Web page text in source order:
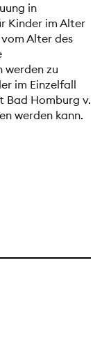
in
Kinder im Alter
Alter des
werden zu
im Einzelfall
Bad Homburg v.
werden kann.